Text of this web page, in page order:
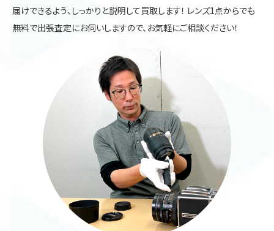
届けできるよう、しっかりと説明して買取します！ レンズ1点からでも
無料で出張査定にお伺いしますので、お気軽にご相談ください！